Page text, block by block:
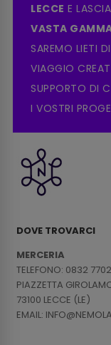
LECCE E
VASTA
SAREMO LIETI
VIAGGIO
SUPPORTO DI
I VOSTRI
DOVE TROVARCI
MERCERIA
TELEFONO: 0832
PIAZZETTA
73100 LECCE (LE)
EMAIL: